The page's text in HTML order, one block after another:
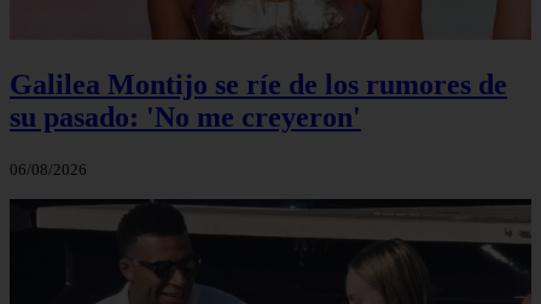
Galilea Montijo se ríe de los rumores de
su pasado: 'No me creyeron'
06/08/2026